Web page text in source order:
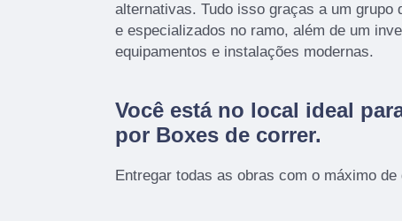
alternativas. Tudo isso graças a um grupo
e especializados no ramo, além de um
equipamentos e instalações modernas.
Você está no local ideal
por Boxes de correr.
Entregar todas as obras com o máximo